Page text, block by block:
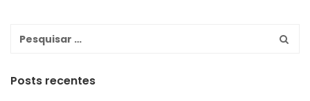
Posts recentes